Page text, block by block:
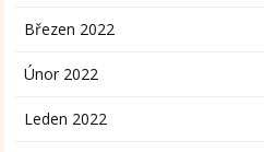
Březen 2022
Únor 2022
Leden 2022